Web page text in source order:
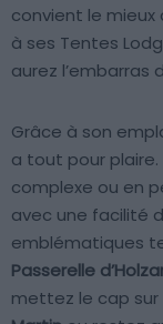
convient le
à ses Tentes
aurez l’embarras
Grâce à son
a tout pour
complexe ou en
avec une facilité
emblématiques
Passerelle
mettez le cap sur